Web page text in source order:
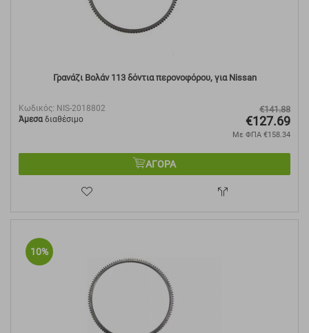
Γρανάζι Βολάν 113 δόντια περονοφόρου, για Nissan
Κωδικός: NIS-2018802
Άμεσα διαθέσιμο
€141.88
€127.69
Με ΦΠΑ €158.34
ΑΓΟΡΑ
10%